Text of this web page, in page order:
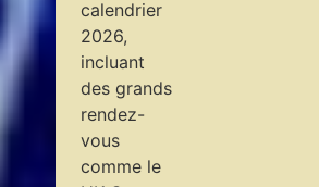
calendrier
2026,
incluant
des grands
rendez-
vous
comme le